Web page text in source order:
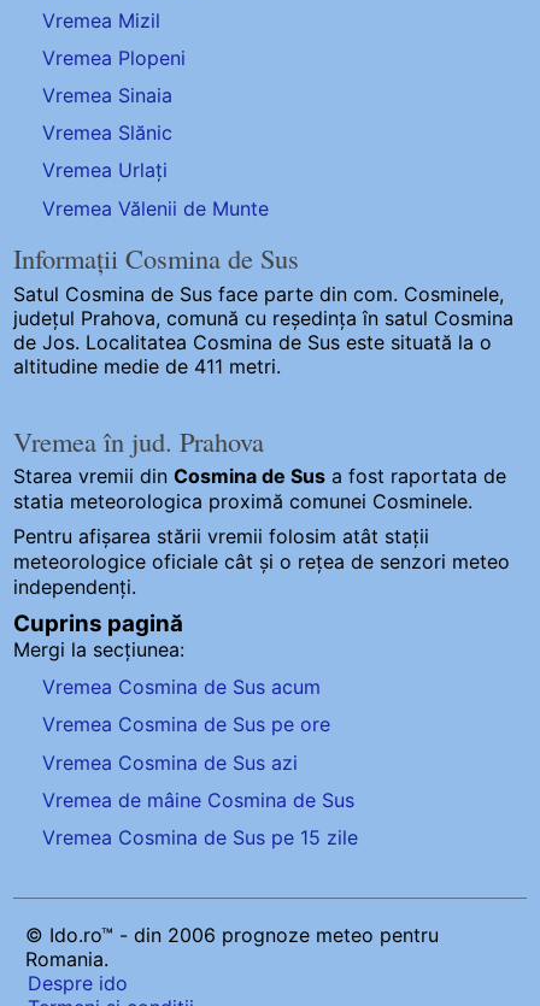
Vremea Mizil
Vremea Plopeni
Vremea Sinaia
Vremea Slănic
Vremea Urlați
Vremea Vălenii de Munte
Informații Cosmina de Sus
Satul Cosmina de Sus face parte din com. Cosminele,
județul Prahova, comună cu reședința în satul Cosmina
de Jos. Localitatea Cosmina de Sus este situată la o
altitudine medie de 411 metri.
Vremea în jud. Prahova
Starea vremii dinCosmina de Sus a fost raportata de
statia meteorologica proximă comunei Cosminele.
Pentru afișarea stării vremii folosim atât stații
meteorologice oficiale cât și o rețea de senzori meteo
independenți.
Cuprins pagină
Mergi la secțiunea:
Vremea Cosmina de Sus acum
Vremea Cosmina de Sus pe ore
Vremea Cosmina de Sus azi
Vremea de mâine Cosmina de Sus
Vremea Cosmina de Sus pe 15 zile
© Ido.ro™ - din 2006 prognoze meteo pentru
Romania.
Despre ido